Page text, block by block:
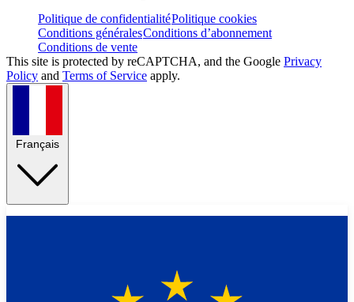
Politique de confidentialitéPolitique cookies
Conditions généralesConditions d’abonnement
Conditions de vente
This site is protected by reCAPTCHA, and the Google Privacy
Policy and Terms of Service apply.
Français